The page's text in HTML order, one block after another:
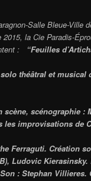
Salle Bleue-Ville
2015,la Cie Paradis-
: “Feuilles
théâtral et musical
scène, scénographie :
les improvisations de
Ferraguti. Création
Ludovic Kierasinsky.
Son : Stephan Villieres.